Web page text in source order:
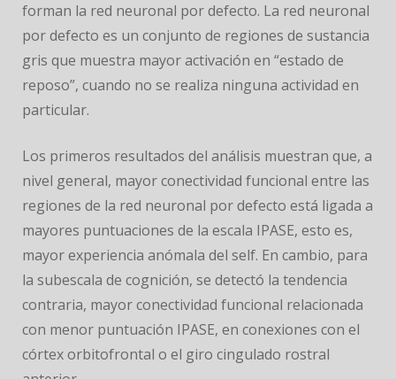
forman la red neuronal por defecto. La red neuronal
por defecto es un conjunto de regiones de sustancia
gris que muestra mayor activación en “estado de
reposo”, cuando no se realiza ninguna actividad en
particular.
Los primeros resultados del análisis muestran que, a
nivel general, mayor conectividad funcional entre las
regiones de la red neuronal por defecto está ligada a
mayores puntuaciones de la escala IPASE, esto es,
mayor experiencia anómala del self. En cambio, para
la subescala de cognición, se detectó la tendencia
contraria, mayor conectividad funcional relacionada
con menor puntuación IPASE, en conexiones con el
córtex orbitofrontal o el giro cingulado rostral